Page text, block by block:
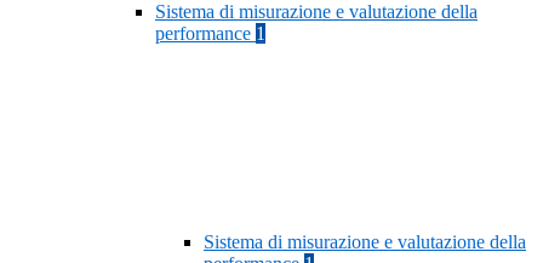
Sistema di misurazione e valutazione della
performance 1
Sistema di misurazione e valutazione della